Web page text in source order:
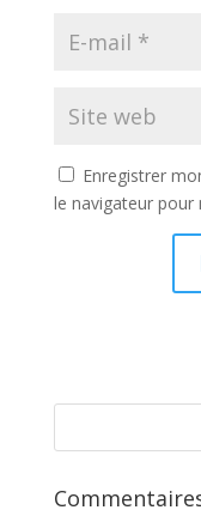
Enregistrer
le navigateur